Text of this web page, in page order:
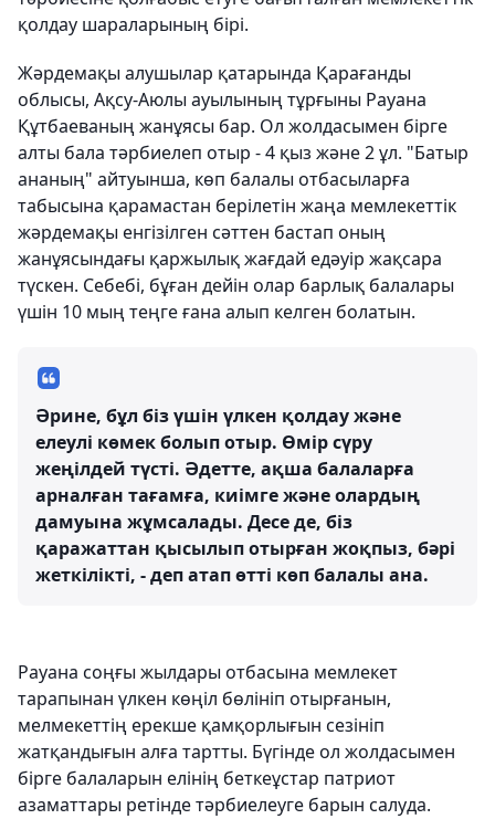
қолдау шараларының бірі.
Жәрдемақы алушылар қатарында Қарағанды
облысы, Ақсу-Аюлы ауылының тұрғыны Рауана
Құтбаеваның жанұясы бар. Ол жолдасымен бірге
алты бала тәрбиелеп отыр - 4 қыз және 2 ұл. "Батыр
ананың" айтуынша, көп балалы отбасыларға
табысына қарамастан берілетін жаңа мемлекеттік
жәрдемақы енгізілген сәттен бастап оның
жанұясындағы қаржылық жағдай едәуір жақсара
түскен. Себебі, бұған дейін олар барлық балалары
үшін 10 мың теңге ғана алып келген болатын.
Әрине, бұл біз үшін үлкен қолдау және
елеулі көмек болып отыр. Өмір сүру
жеңілдей түсті. Әдетте, ақша балаларға
арналған тағамға, киімге және олардың
дамуына жұмсалады. Десе де, біз
қаражаттан қысылып отырған жоқпыз, бәрі
жеткілікті, - деп атап өтті көп балалы ана.
Рауана соңғы жылдары отбасына мемлекет
тарапынан үлкен көңіл бөлініп отырғанын,
мелмекеттің ерекше қамқорлығын сезініп
жатқандығын алға тартты. Бүгінде ол жолдасымен
бірге балаларын елінің беткеұстар патриот
азаматтары ретінде тәрбиелеуге барын салуда.